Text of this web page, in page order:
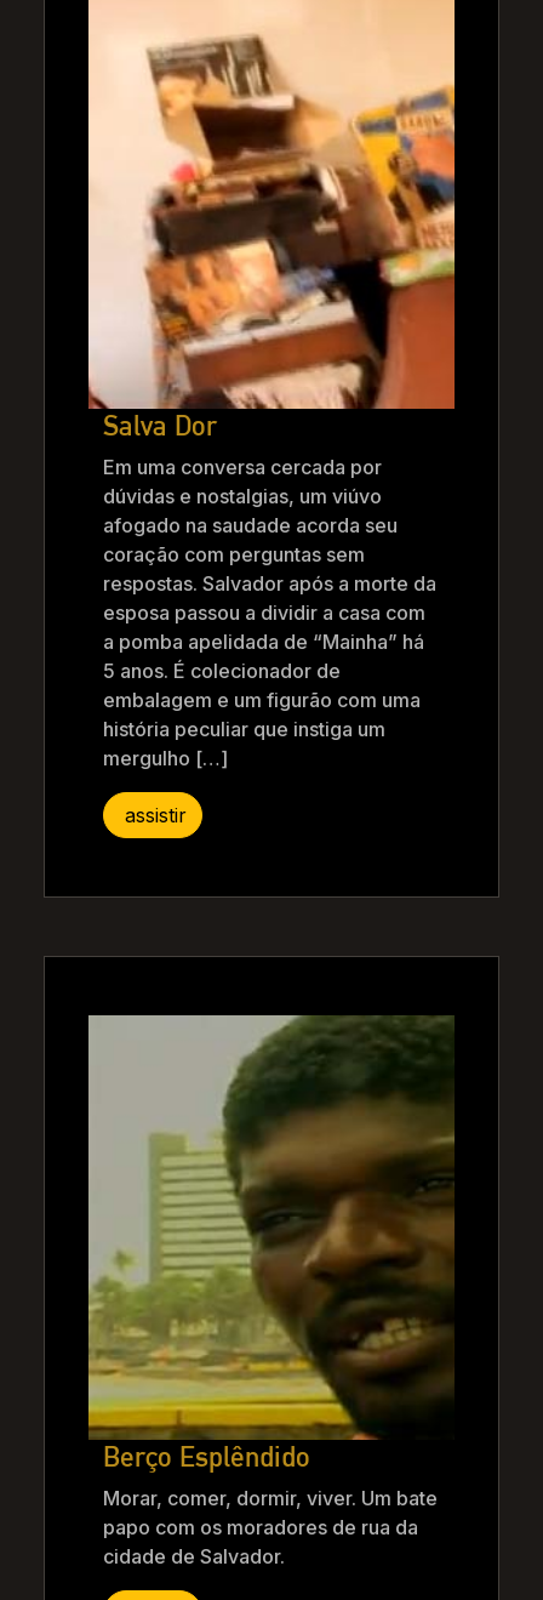
Salva Dor
Em uma conversa cercada por
dúvidas e nostalgias, um viúvo
afogado na saudade acorda seu
coração com perguntas sem
respostas. Salvador após a morte da
esposa passou a dividir a casa com
a pomba apelidada de “Mainha” há
5 anos. É colecionador de
embalagem e um figurão com uma
história peculiar que instiga um
mergulho […]
assistir
Berço Esplêndido
Morar, comer, dormir, viver. Um bate
papo com os moradores de rua da
cidade de Salvador.